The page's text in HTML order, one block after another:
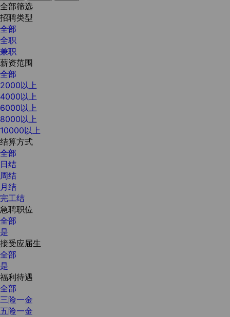
全部筛选
招聘类型
全部
全职
兼职
薪资范围
全部
2000以上
4000以上
6000以上
8000以上
10000以上
结算方式
全部
日结
周结
月结
完工结
急聘职位
全部
是
接受应届生
全部
是
福利待遇
全部
三险一金
五险一金